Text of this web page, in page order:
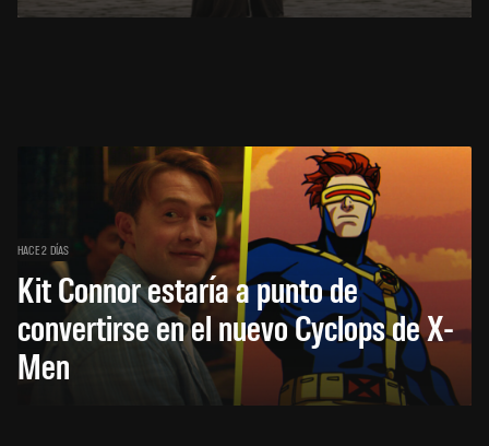
HACE 2 DÍAS
Kit Connor estaría a punto de
convertirse en el nuevo Cyclops de X-
Men